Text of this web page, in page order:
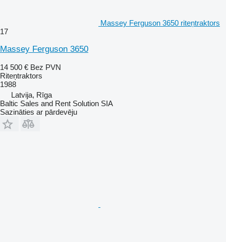
Massey Ferguson 3650 riteņtraktors
17
Massey Ferguson 3650
14 500 € Bez PVN
Riteņtraktors
1988
Latvija, Rīga
Baltic Sales and Rent Solution SIA
Sazināties ar pārdevēju